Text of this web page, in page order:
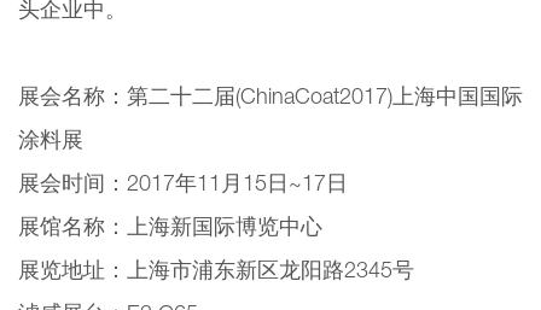
头企业中。
展会名称：第二十二届(ChinaCoat2017)上海中国国际
涂料展
展会时间：2017年11月15日~17日
展馆名称：上海新国际博览中心
展览地址：上海市浦东新区龙阳路2345号